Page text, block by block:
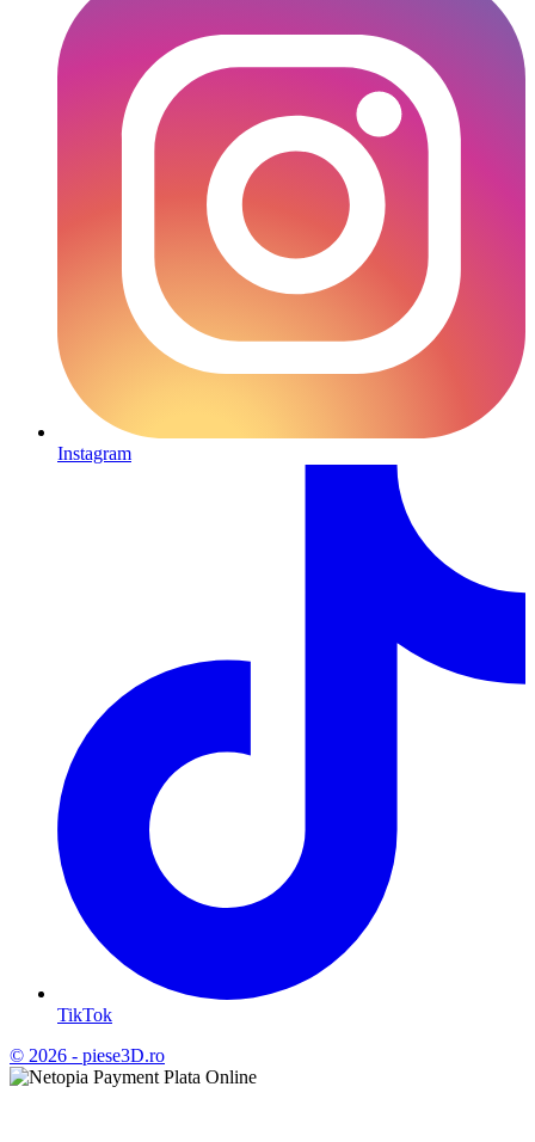
Instagram
TikTok
© 2026 - piese3D.ro